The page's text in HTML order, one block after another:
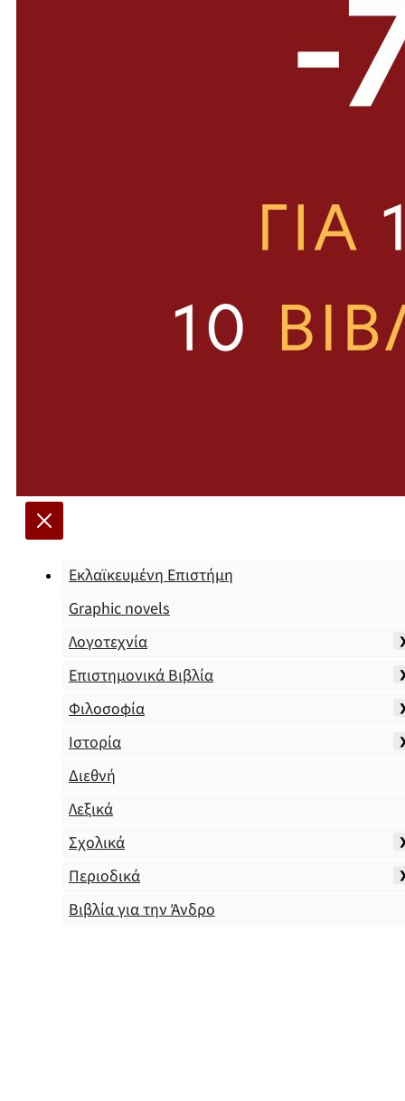
Εκλαϊκευμένη Επιστήμη
Graphic novels
Λογοτεχνία
Επιστημονικά Βιβλία
Φιλοσοφία
Ιστορία
Διεθνή
Λεξικά
Σχολικά
Περιοδικά
Βιβλία για την Άνδρο